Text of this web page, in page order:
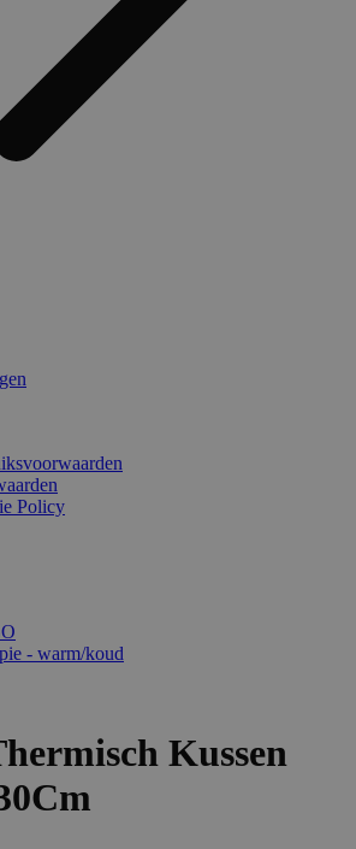
Policy
- warm/koud
Kussen